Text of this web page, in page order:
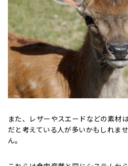
また、レザーやスエードなどの素材
だと考えている人が多いかもしれま
ん。